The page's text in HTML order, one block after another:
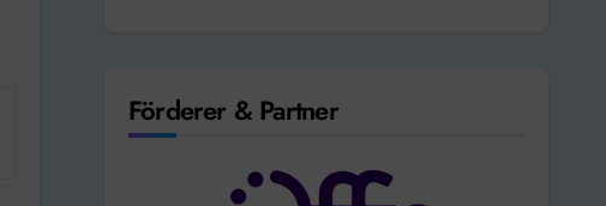
Förderer & Partner